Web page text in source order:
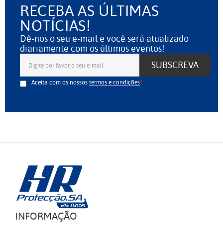
RECEBA AS ÚLTIMAS
NOTÍCIAS!
Dê-nos o seu e-mail e você será atualizado
diariamente com os últimos eventos!
SUBSCREVA
Aceita com os nossostermos e condições
INFORMAÇÃO